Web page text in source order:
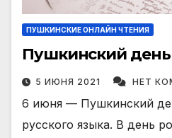
ПУШКИНСКИЕ ОНЛАЙН ЧТЕНИЯ
Пушкинский день
5 ИЮНЯ 2021 НЕТ
6 июня — Пушкинский
русского языка. В день